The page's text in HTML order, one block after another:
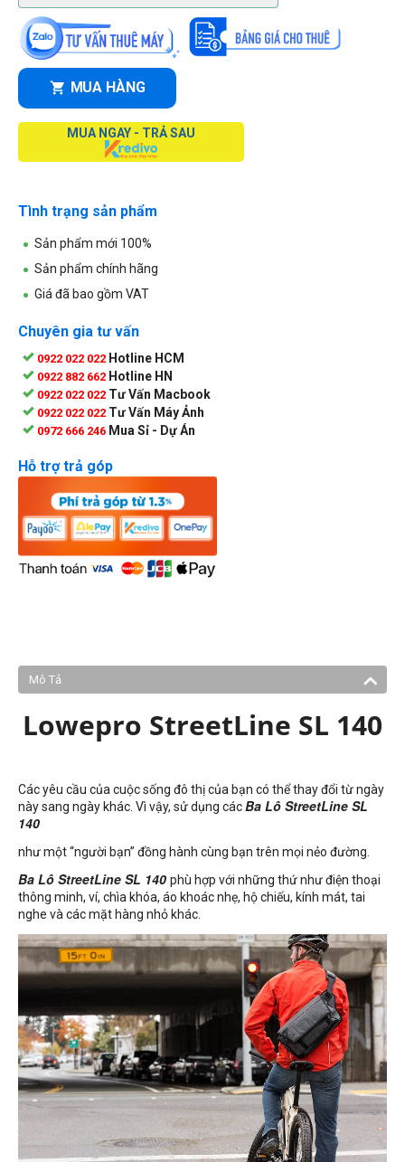
MUA HÀNG
MUA NGAY - TRẢ SAU
Tình trạng sản phẩm
Sản phẩm mới 100%
Sản phẩm chính hãng
Giá đã bao gồm VAT
Chuyên gia tư vấn
0922 022 022 Hotline HCM
0922 882 662 Hotline HN
0922 022 022 Tư Vấn Macbook
0922 022 022 Tư Vấn Máy Ảnh
0972 666 246 Mua Sỉ - Dự Án
Hỗ trợ trả góp
Mô Tả
Lowepro StreetLine SL 140
Các yêu cầu của cuộc sống đô thị của bạn có thể thay đổi từ ngày
này sang ngày khác. Vì vậy, sử dụng cácBa Lô StreetLine SL
140
như một “người bạn” đồng hành cùng bạn trên mọi nẻo đường.
Ba Lô StreetLine SL 140 phù hợp với những thứ như điện thoại
thông minh, ví, chìa khóa, áo khoác nhẹ, hộ chiếu, kính mát, tai
nghe và các mặt hàng nhỏ khác.